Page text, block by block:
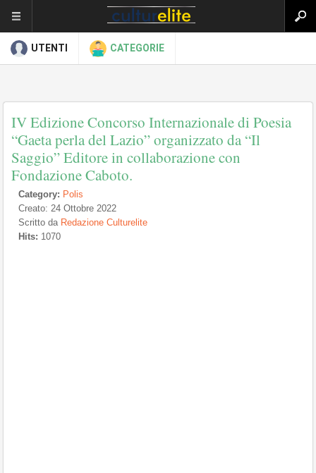
UTENTI CATEGORIE
IV Edizione Concorso Internazionale di Poesia
“Gaeta perla del Lazio” organizzato da “Il
Saggio” Editore in collaborazione con
Fondazione Caboto.
Category: Polis
Creato: 24 Ottobre 2022
Scritto da Redazione Culturelite
Hits: 1070